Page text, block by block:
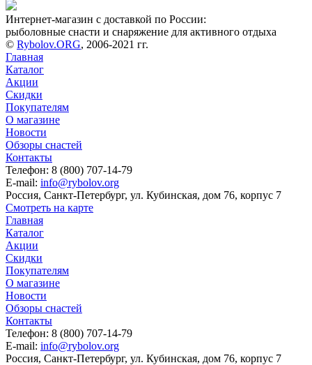
Интернет-магазин с доставкой по России:
рыболовные снасти и снаряжение для активного отдыха
© Rybolov.ORG, 2006-2021 гг.
Главная
Каталог
Акции
Скидки
Покупателям
О магазине
Новости
Обзоры снастей
Контакты
Телефон: 8 (800) 707-14-79
E-mail: info@rybolov.org
Россия, Санкт-Петербург, ул. Кубинская, дом 76, корпус 7
Смотреть на карте
Главная
Каталог
Акции
Скидки
Покупателям
О магазине
Новости
Обзоры снастей
Контакты
Телефон: 8 (800) 707-14-79
E-mail: info@rybolov.org
Россия, Санкт-Петербург, ул. Кубинская, дом 76, корпус 7